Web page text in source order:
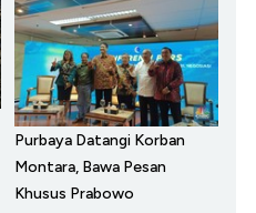
Purbaya Datangi Korban
Montara, Bawa Pesan
Khusus Prabowo